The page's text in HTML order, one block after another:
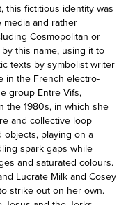
this fictitious identity was
and rather
Cosmopolitan or
this name, using it to
texts by symbolist writer
in the French electro-
group Entre Vifs,
the 1980s, in which she
and collective loop
objects, playing on a
spark gaps while
and saturated colours.
Lucrate Milk and Cosey
strike out on her own.